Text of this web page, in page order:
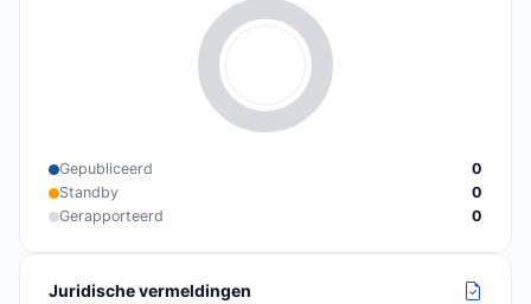
Gepubliceerd
0
Standby
0
Gerapporteerd
0
Juridische vermeldingen